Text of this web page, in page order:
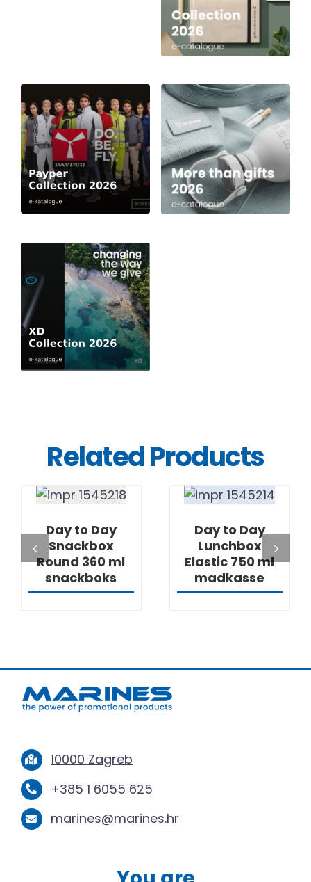
Related Products
DETAILS
Day to Day
Snackbox
Round 360 ml
snackboks
DETAILS
Day to Day
Lunchbox
Elastic 750 ml
madkasse
10000 Zagreb
+385 1 6055 625
marines@marines.hr